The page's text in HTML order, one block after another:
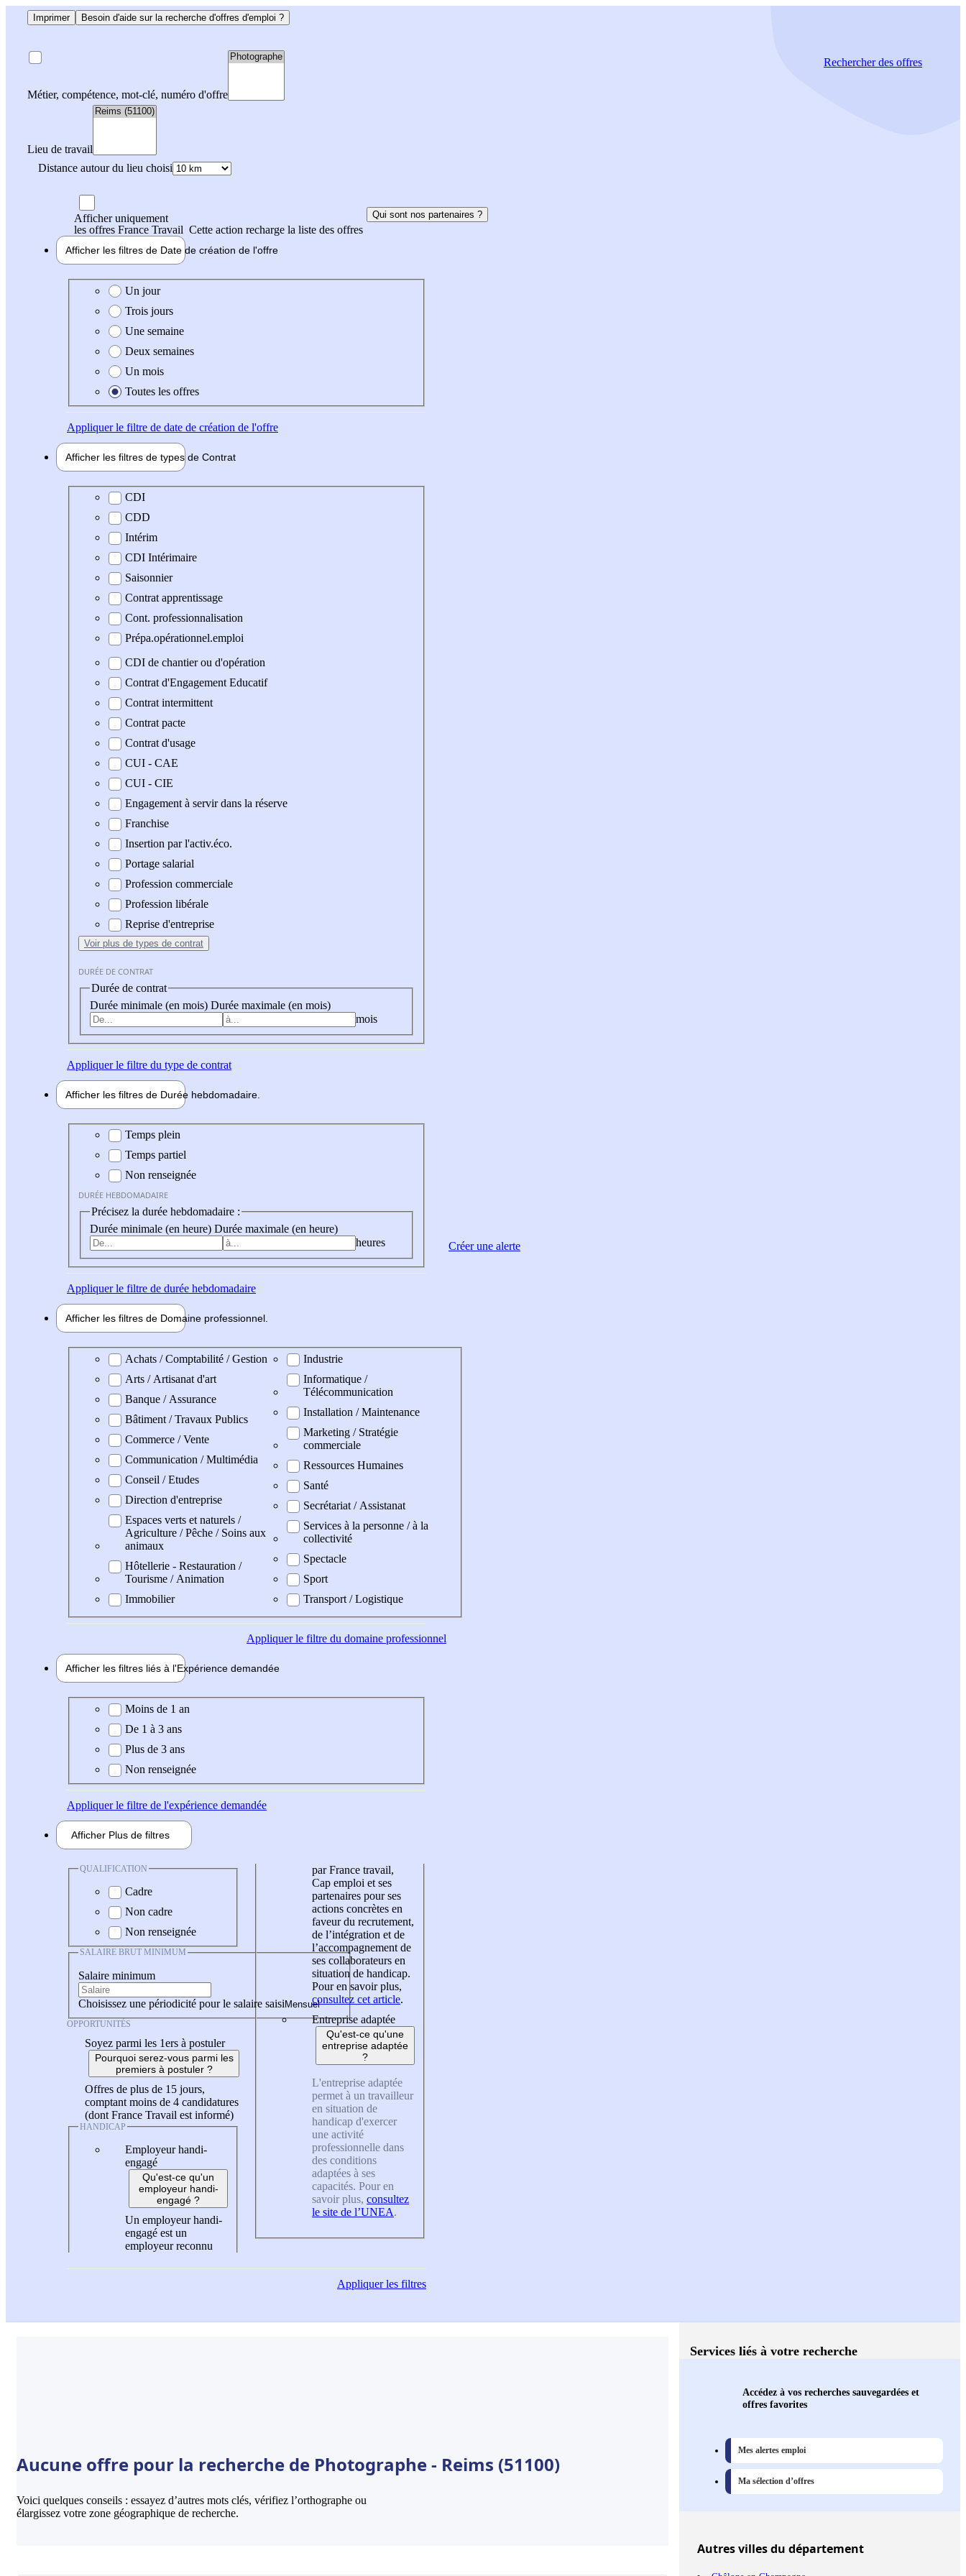
Imprimer Besoin d'aide sur la recherche d'offres d'emploi ?
Métier, compétence, mot-clé, numéro d'offre
Lieu de travail
Distance autour du lieu choisi
Rechercherdes offres
Afficher uniquement
les offres France Travail Cette action recharge la liste des offres
Qui sont nos partenaires ?
Afficher les filtres de Date de création de l'offre
Date de création de l'offre
Un jour
Trois jours
Une semaine
Deux semaines
Un mois
Toutes les offres
Appliquerle filtre de date de création de l'offre
Afficher les filtres de types de Contrat
Type de contrat
CDI
CDD
Intérim
CDI Intérimaire
Saisonnier
Contrat apprentissage
Cont. professionnalisation
Prépa.opérationnel.emploi
CDI de chantier ou d'opération
Contrat d'Engagement Educatif
Contrat intermittent
Contrat pacte
Contrat d'usage
CUI - CAE
CUI - CIE
Engagement à servir dans la réserve
Franchise
Insertion par l'activ.éco.
Portage salarial
Profession commerciale
Profession libérale
Reprise d'entreprise
Voir plus de types de contrat
DURÉE DE CONTRAT
Durée de contrat
Durée minimale (en mois) Durée maximale (en mois)
mois
Appliquerle filtre du type de contrat
Afficher les filtres de Durée hebdomadaire
Durée hebdomadaire
Temps plein
Temps partiel
Non renseignée
DURÉE HEBDOMADAIRE
Précisez la durée hebdomadaire :
Durée minimale (en heure) Durée maximale (en heure)
heures
Appliquerle filtre de durée hebdomadaire
Afficher les filtres de Domaine professionnel
Domaine professionel
Achats / Comptabilité / Gestion
Arts / Artisanat d'art
Banque / Assurance
Bâtiment / Travaux Publics
Commerce / Vente
Communication / Multimédia
Conseil / Etudes
Direction d'entreprise
Espaces verts et naturels /
Agriculture / Pêche / Soins aux
animaux
Hôtellerie - Restauration /
Tourisme / Animation
Immobilier
Industrie
Informatique /
Télécommunication
Installation / Maintenance
Marketing / Stratégie
commerciale
Ressources Humaines
Santé
Secrétariat / Assistanat
Services à la personne / à la
collectivité
Spectacle
Sport
Transport / Logistique
Appliquerle filtre du domaine professionnel
Afficher les filtres liés à l'Expérience demandée
Expérience demandée
Moins de 1 an
De 1 à 3 ans
Plus de 3 ans
Non renseignée
Appliquerle filtre de l'expérience demandée
Afficher Plus de filtres
QUALIFICATION
Cadre
Non cadre
Non renseignée
SALAIRE BRUT MINIMUM
Salaire minimum
Choisissez une périodicité pour le salaire saisi
OPPORTUNITÉS
Soyez parmi les 1ers à postuler
Pourquoi serez-vous parmi les
premiers à postuler ?
Offres de plus de 15 jours,
comptant moins de 4 candidatures
(dont France Travail est informé)
HANDICAP
Employeur handi-
engagé
Qu'est-ce qu'un
employeur handi-
engagé ?
Un employeur handi-
engagé est un
employeur reconnu
par France travail,
Cap emploi et ses
partenaires pour ses
actions concrètes en
faveur du recrutement,
de l’intégration et de
l’accompagnement de
ses collaborateurs en
situation de handicap.
Pour en savoir plus,
consultez cet article.
Entreprise adaptée
Qu'est-ce qu'une
entreprise adaptée
?
L'entreprise adaptée
permet à un travailleur
en situation de
handicap d'exercer
une activité
professionnelle dans
des conditions
adaptées à ses
capacités. Pour en
savoir plus, consultez
le site de l’UNEA.
Appliquerles filtres
Créer une alerte
Aucune offre pour la recherche de Photographe - Reims (51100)
Voici quelques conseils : essayez d’autres mots clés, vérifiez l’orthographe ou
élargissez votre zone géographique de recherche.
Services liés à votre recherche
Accédez à vos recherches sauvegardées et
offres favorites
Mes alertes emploi
Ma sélection d’offres
Autresvillesdu département